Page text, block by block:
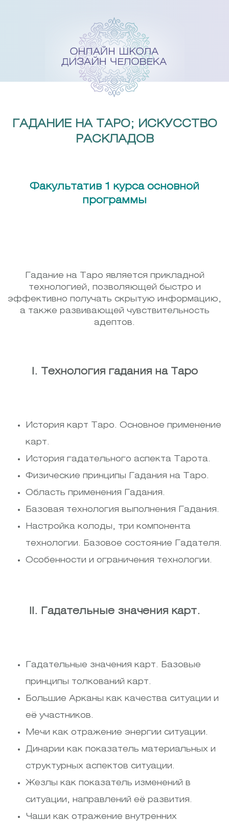
ГАДАНИЕ НА ТАРО; ИСКУССТВО
РАСКЛАДОВ
Факультатив 1 курса основной
программы
Гадание на Таро является прикладной
технологией, позволяющей быстро и
эффективно получать скрытую информацию,
а также развивающей чувствительность
адептов.
I. Технология гадания на Таро
История карт Таро. Основное применение
карт.
История гадательного аспекта Тарота.
Физические принципы Гадания на Таро.
Область применения Гадания.
Базовая технология выполнения Гадания.
Настройка колоды, три компонента
технологии. Базовое состояние Гадателя.
Особенности и ограничения технологии.
II. Гадательные значения карт.
Гадательные значения карт. Базовые
принципы толкований карт.
Большие Арканы как качества ситуации и
её участников.
Мечи как отражение энергии ситуации.
Динарии как показатель материальных и
структурных аспектов ситуации.
Жезлы как показатель изменений в
ситуации, направлений её развития.
Чаши как отражение внутренних